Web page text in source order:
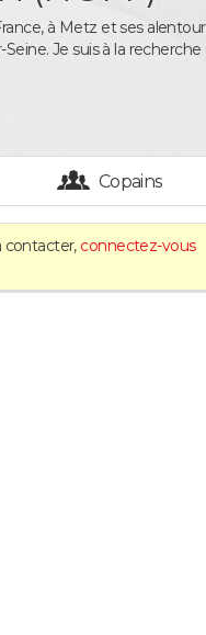
à Metz et ses
Je suis à la
Copains
contacter, connectez-vous